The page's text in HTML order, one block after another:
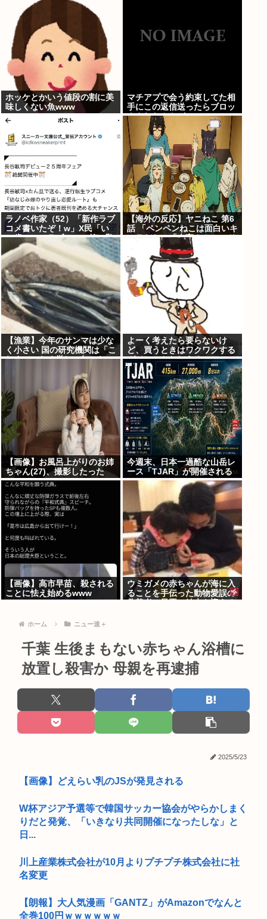
ホッケとかいう値段の割に美
味しくない魚www
マチアプで会う約束してた相
手にこの返信送ったらブロッ
クされたんやが
ラノベ作家（52）「新作ラブ
コメ書いたぞ！w」X民「い
い歳こいてラブコメ（笑）恥
ずかしくないの？」
【海外の反応】ヤニねこ 第6
話 「ペンペンねこは面白いキ
ャラだな」「大家さんとのド
ライブのシーン、リアルすぎ
て辛かった」
【漁業】今年のサンマは少な
く小さい 国の研究機関は「こ
れまでになく厳しい年にな
よーく考えたら要らないけ
ど、買うときはワクワクする
ガジェットおしえろ
【画像】お風呂上がりのお姉
ちゃん(27)、撮影したった
www
今週末、日本一過酷な山岳レ
ース「TJAR」が開催される
【画像】高市早苗、殺される
ことに怯え始めるwww
ウミガメの赤ちゃんが海に入
ることを手伝った動物愛誤の
ホーム ニュー速＋
千葉 生後まもない赤ちゃん浴槽に
放置し殺害か 母親を再逮捕
2025/5/23
【画像】どえらい乳のJSが発見される
W杯アジア予選等で韓国サッカー協会がやらかしまく
りだと発覚、「いきなり共同開催になったしな」と
日...
川上産業株式会社が10月よりプチプチ株式会社に社
名変更
【朗報】大人気漫画「GANTZ」がAmazonでなんと
全巻100円ｗｗｗｗｗｗ